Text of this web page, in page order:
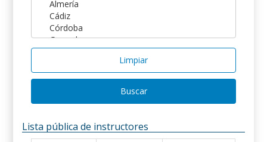
Limpiar
Buscar
Lista pública de instructores